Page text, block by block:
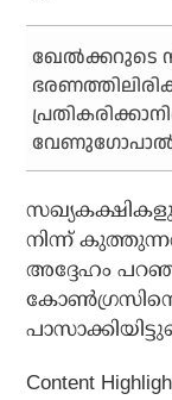
ഖേല്‍ക്കറുടെ
നിന്ന്
അദ്ദേഹം
Content